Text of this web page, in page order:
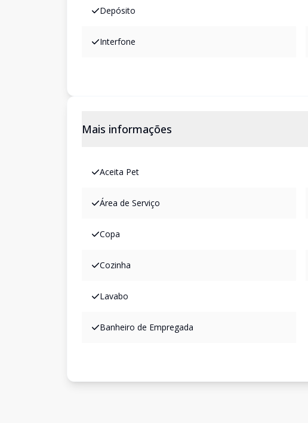
Depósito
Interfone
Mais informações
Aceita Pet
Área de Serviço
Copa
Cozinha
Lavabo
Banheiro de Empregada